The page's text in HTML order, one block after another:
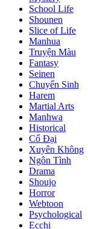
School Life
Shounen
Slice of Life
Manhua
Truyện Màu
Fantasy
Seinen
Chuyển Sinh
Harem
Martial Arts
Manhwa
Historical
Cổ Đại
Xuyên Không
Ngôn Tình
Drama
Shoujo
Horror
Webtoon
Psychological
Ecchi